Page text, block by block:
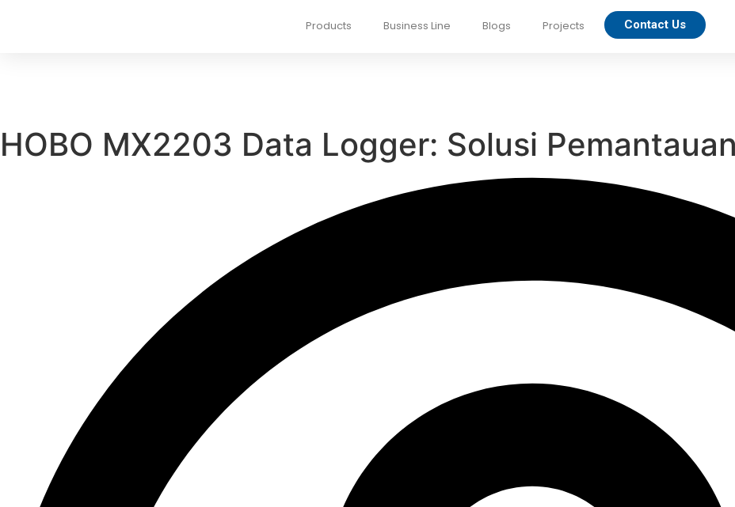
Products Business Line Blogs Projects Contact Us
HOBO MX2203 Data Logger: Solusi